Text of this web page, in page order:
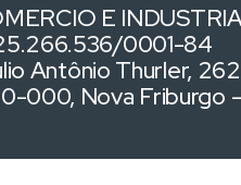
E
0001-84
Antônio Thurler,
000, Nova Friburgo